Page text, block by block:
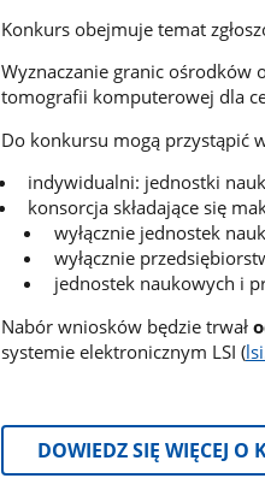
Konkurs obejmuje temat
Wyznaczanie granic ośrodków
tomografii komputerowej dla
Do konkursu mogą przystąpić
indywidualni: jednostki
konsorcja składające się
wyłącznie jednostek
wyłącznie
jednostek naukowych i
Nabór wniosków będzie trwał
systemie elektronicznym LSI (
DOWIEDZ SIĘ WIĘCEJ O